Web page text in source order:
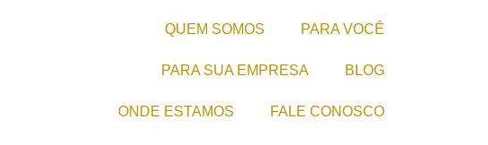
QUEM SOMOS PARA VOCÊ
PARA SUA EMPRESA BLOG
ONDE ESTAMOS FALE CONOSCO